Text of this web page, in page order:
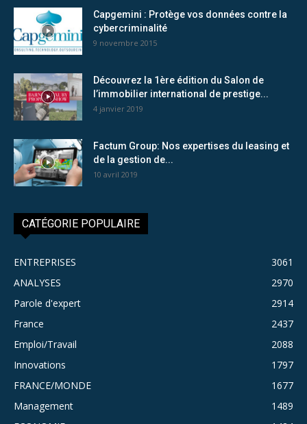
Capgemini : Protège vos données contre la
cybercriminalité
9 novembre 2015
Découvrez la 1ère édition du Salon de
l’immobilier international de prestige...
4 janvier 2019
Factum Group: Nos expertises du leasing et
de la gestion de...
10 avril 2019
CATÉGORIE POPULAIRE
ENTREPRISES
3061
ANALYSES
2970
Parole d'expert
2914
France
2437
Emploi/Travail
2088
Innovations
1797
FRANCE/MONDE
1677
Management
1489